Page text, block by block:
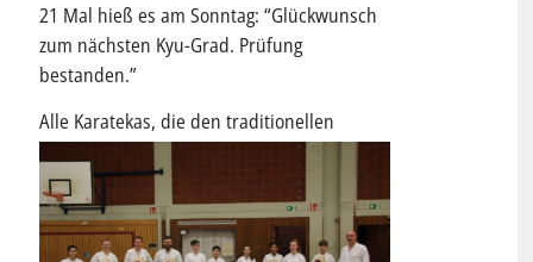
21 Mal hieß es am Sonntag: “Glückwunsch
zum nächsten Kyu-Grad. Prüfung
bestanden.”
Alle Karatekas, die den traditionellen